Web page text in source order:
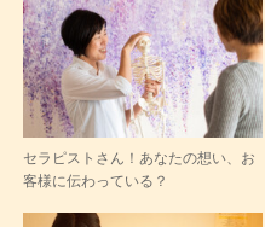
セラピストさん！あなたの想い、お
客様に伝わっている？